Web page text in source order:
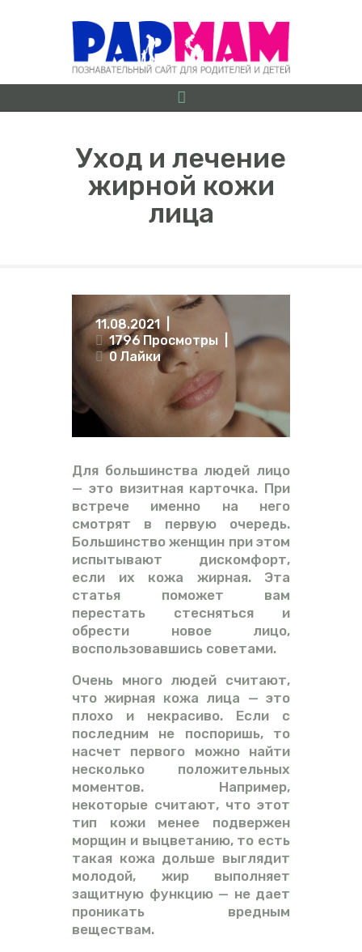
Уход и лечение
жирной кожи
лица
О ПРОЕКТЕ
БЕРЕМЕННОСТЬ ОТ
ШКОЛЬНИКИ
ИГРЫ
ЛАЙФХАКИ
ВИДЕО
ФОРУМ
11.08.2021
1796 Просмотры
0 Лайки
Для большинства людей лицо
— это визитная карточка. При
встрече именно на него
смотрят в первую очередь.
Большинство женщин при этом
испытывают дискомфорт,
если их кожа жирная. Эта
статья поможет вам
перестать стесняться и
обрести новое лицо,
воспользовавшись советами.
Очень много людей считают,
что жирная кожа лица — это
плохо и некрасиво. Если с
последним не поспоришь, то
насчет первого можно найти
несколько положительных
моментов. Например,
некоторые считают, что этот
тип кожи менее подвержен
морщин и выцветанию, то есть
такая кожа дольше выглядит
молодой, жир выполняет
защитную функцию — не дает
проникать вредным
веществам.